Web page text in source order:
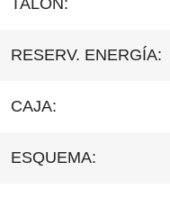
RESERV. ENERGÍA:
CAJA:
ESQUEMA: